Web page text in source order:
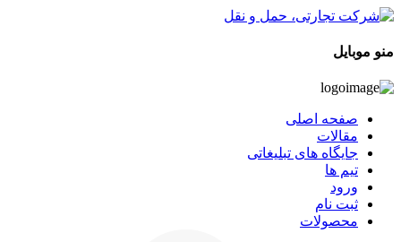
منو موبایل
صفحه اصلی
مقالات
جایگاه های تبلیغاتی
تیم ها
ورود
ثبت نام
محصولات